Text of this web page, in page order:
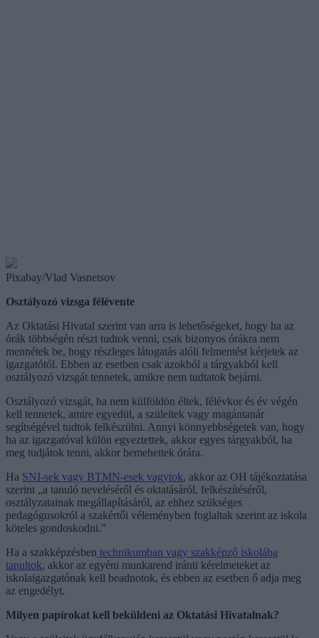
Pixabay/Vlad Vasnetsov
Osztályozó vizsga félévente
Az Oktatási Hivatal szerint van arra is lehetőségeket, hogy ha az
órák többségén részt tudtok venni, csak bizonyos órákra nem
mennétek be, hogy részleges látogatás alóli felmentést kérjetek az
igazgatótól. Ebben az esetben csak azokból a tárgyakból kell
osztályozó vizsgát tennetek, amikre nem tudtatok bejárni.
Osztályozó vizsgát, ha nem külföldön éltek, félévkor és év végén
kell tennetek, amire egyedül, a szüleitek vagy magántanár
segítségével tudtok felkészülni. Annyi könnyebbségetek van, hogy
ha az igazgatóval külön egyeztettek, akkor egyes tárgyakból, ha
meg tudjátok tenni, akkor bemehettek órára.
Ha SNI-sek vagy BTMN-esek vagytok, akkor az OH tájékoztatása
szerint „a tanuló neveléséről és oktatásáról, felkészítéséről,
osztályzatainak megállapításáról, az ehhez szükséges
pedagógusokról a szakértői véleményben foglaltak szerint az iskola
köteles gondoskodni.”
Ha a szakképzésben technikumban vagy szakképző iskolába
tanultok, akkor az egyéni munkarend iránti kérelmeteket az
iskolaigazgatónak kell beadnotok, és ebben az esetben ő adja meg
az engedélyt.
Milyen papírokat kell beküldeni az Oktatási Hivatalnak?